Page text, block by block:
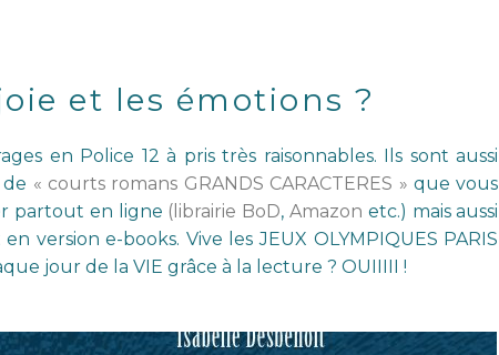
et les émotions ?
en Police 12 à pris très raisonnables. Ils sont aussi
« courts romans GRANDS CARACTERES » que vous
partout en ligne (librairie BoD,Amazon etc.) mais aussi
version e-books. Vive les JEUX OLYMPIQUES PARIS
jour de la VIE grâce à la lecture ? OUIIIII !